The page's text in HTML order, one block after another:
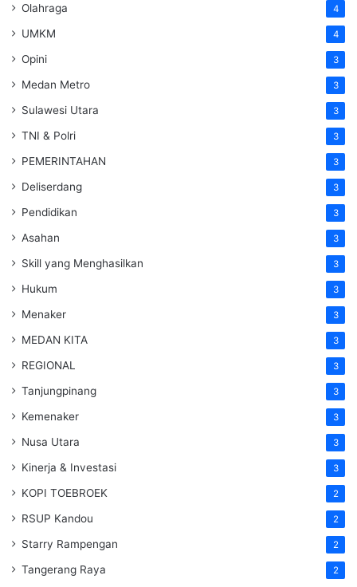
Olahraga 4
UMKM 4
Opini 3
Medan Metro 3
Sulawesi Utara 3
TNI & Polri 3
PEMERINTAHAN 3
Deliserdang 3
Pendidikan 3
Asahan 3
Skill yang Menghasilkan 3
Hukum 3
Menaker 3
MEDAN KITA 3
REGIONAL 3
Tanjungpinang 3
Kemenaker 3
Nusa Utara 3
Kinerja & Investasi 3
KOPI TOEBROEK 2
RSUP Kandou 2
Starry Rampengan 2
Tangerang Raya 2